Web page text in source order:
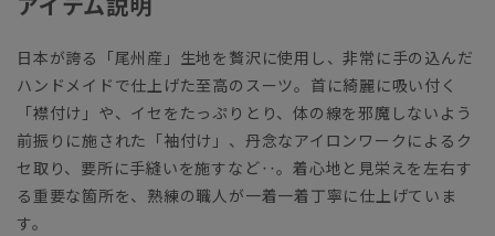
日本が誇る「尾州産」生地を贅沢に使用し、非常に手の込んだ
ハンドメイドで仕上げた至高のスーツ。首に綺麗に吸い付く
「襟付け」や、イセをたっぷりとり、体の線を邪魔しないよう
前振りに施された「袖付け」、丹念なアイロンワークによるク
セ取り、要所に手縫いを施すなど‥。着心地と見栄えを左右す
る重要な箇所を、熟練の職人が一着一着丁寧に仕上げていま
す。